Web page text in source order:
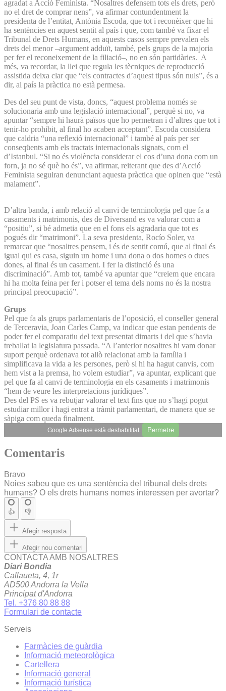
agradat a Acció Feminista. “Nosaltres defensem tots els drets, però
no el dret de comprar nens”, va afirmar contundentment la
presidenta de l’entitat, Antònia Escoda, que tot i reconèixer que hi
ha sentències en aquest sentit al país i que, com també va fixar el
Tribunal de Drets Humans, en aquests casos sempre prevalen els
drets del menor –argument adduït, també, pels grups de la majoria
per fer el reconeixement de la filiació–, no en són partidàries. A
més, va recordar, la llei que regula les tècniques de reproducció
assistida deixa clar que “els contractes d’aquest tipus són nuls”, és a
dir, al país la pràctica no està permesa.
Des del seu punt de vista, doncs, “aquest problema només se
solucionaria amb una legislació internacional”, perquè si no, va
apuntar “sempre hi haurà països que ho permetran i d’altres que tot i
tenir-ho prohibit, al final ho acaben acceptant”. Escoda considera
que caldria “una reflexió internacional” i també al país per ser
conseqüents amb els tractats internacionals signats, com el
d’Istanbul. “Si no és violència considerar el cos d’una dona com un
forn, ja no sé què ho és”, va afirmar, reiterant que des d’Acció
Feminista seguiran denunciant aquesta pràctica que opinen que “està
malament”.
D’altra banda, i amb relació al canvi de terminologia pel que fa a
casaments i matrimonis, des de Diversand es va valorar com a
“positiu”, si bé admetia que en el fons els agradaria que tot es
pogués dir “matrimoni”. La seva presidenta, Rocío Soler, va
remarcar que “nosaltres pensem, i és de sentit comú, que al final és
igual qui es casa, siguin un home i una dona o dos homes o dues
dones, al final és un casament. I fer la distinció és una
discriminació”. Amb tot, també va apuntar que “creiem que encara
hi ha molta feina per fer i potser el tema dels noms no és la nostra
principal preocupació”.
Grups
Pel que fa als grups parlamentaris de l’oposició, el conseller general
de Terceravia, Joan Carles Camp, va indicar que estan pendents de
poder fer el comparatiu del text presentat dimarts i del que s’havia
treballat la legislatura passada. “A l’anterior nosaltres hi vam donar
suport perquè ordenava tot allò relacionat amb la família i
simplificava la vida a les persones, però si hi ha hagut canvis, com
hem vist a la premsa, ho volem estudiar”, va apuntar, explicant que
pel que fa al canvi de terminologia en els casaments i matrimonis
“hem de veure les interpretacions jurídiques”.
Des del PS es va rebutjar valorar el text fins que no s’hagi pogut
estudiar millor i hagi entrat a tràmit parlamentari, de manera que se
sàpiga com queda finalment.
Google Adsense està deshabilitat. Permetre
Comentaris
Bravo
Noies sabeu que es una sentència del tribunal dels drets
humans? O els drets humans nomes interessen per avortar?
👍 👎
Afegir resposta
Afegir nou comentari
CONTACTA AMB NOSALTRES
Diari Bondia
Callaueta, 4, 1r
AD500 Andorra la Vella
Principat d'Andorra
Tel. +376 80 88 88
Formulari de contacte
Serveis
Farmàcies de guàrdia
Informació meteorològica
Cartellera
Informació general
Informació turística